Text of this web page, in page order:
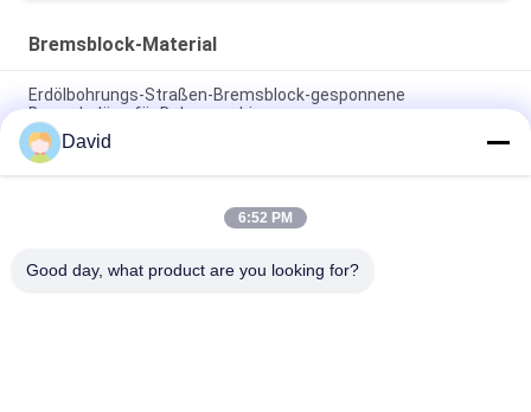
Bremsblock-Material
Erdölbohrungs-Straßen-Bremsblock-gesponnene
Bremsbeläge für Bohrmaschinen
Bohrmaschine Gewebte Bremsbeläge Harzbremsblöcke für
Ölbohranlage
Asbest-freier Bremsblock-Material-Öl-Widerstand für
David
6:52 PM
Good day, what product are you looking for?